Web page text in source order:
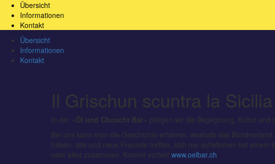
Übersicht
Informationen
Kontakt
Übersicht
Informationen
Kontakt
Il Grischun scuntra la
In der « Öl und Choscht Bar » pflegen wir die Begegnung, Kultur und
Bei uns kann man die Geschichte erfahren, weshalb das Bündnerland
haben, alte und neue Freunde treffen, sich nur aufwärmen bei einem
oder alles zusammen. Kommt vorbei! www.oelbar.ch